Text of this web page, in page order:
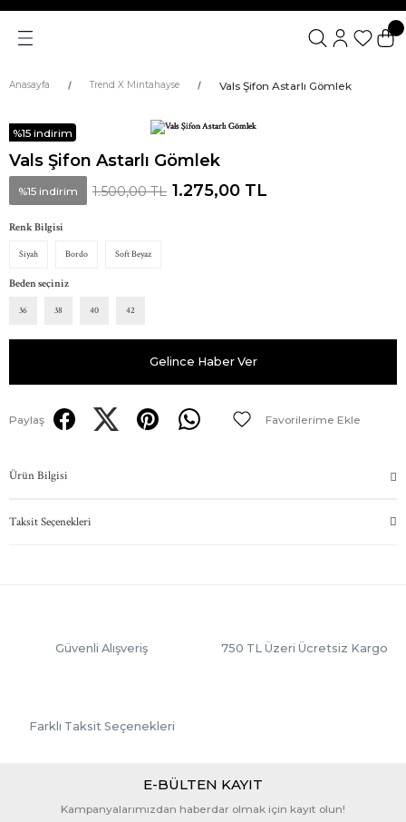
Anasayfa Trend X Mintahayse Vals Şifon Astarlı Gömlek
%15 indirim
Vals Şifon Astarlı Gömlek
%15 indirim 1.500,00 TL 1.275,00 TL
Renk Bilgisi
Siyah Bordo Soft Beyaz
Beden seçiniz
36 38 40 42
Gelince Haber Ver
Paylaş
Ürün Bilgisi
Taksit Seçenekleri
Güvenli Alışveriş 750 TL Üzeri Ücretsiz Kargo
Farklı Taksit Seçenekleri
E-BÜLTEN KAYIT
Kampanyalarımızdan haberdar olmak için kayıt olun!